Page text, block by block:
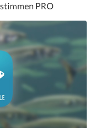
PRO